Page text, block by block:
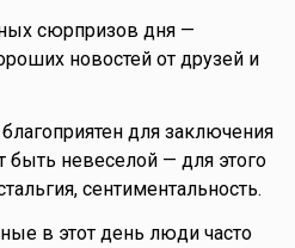
сюрпризов дня —
новостей от друзей и
для заключения
быть невеселой — для этого
сентиментальность.
в этот день люди часто